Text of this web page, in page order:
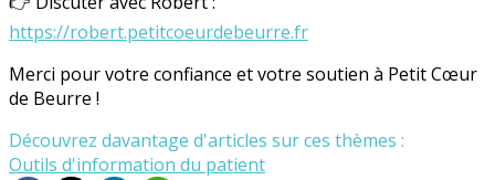
https://robert.petitcoeurdebeurre.fr
Merci pour votre confiance et votre soutien à Petit Cœur
de Beurre !
Découvrez davantage d'articles sur ces thèmes :
Outils d'information du patient